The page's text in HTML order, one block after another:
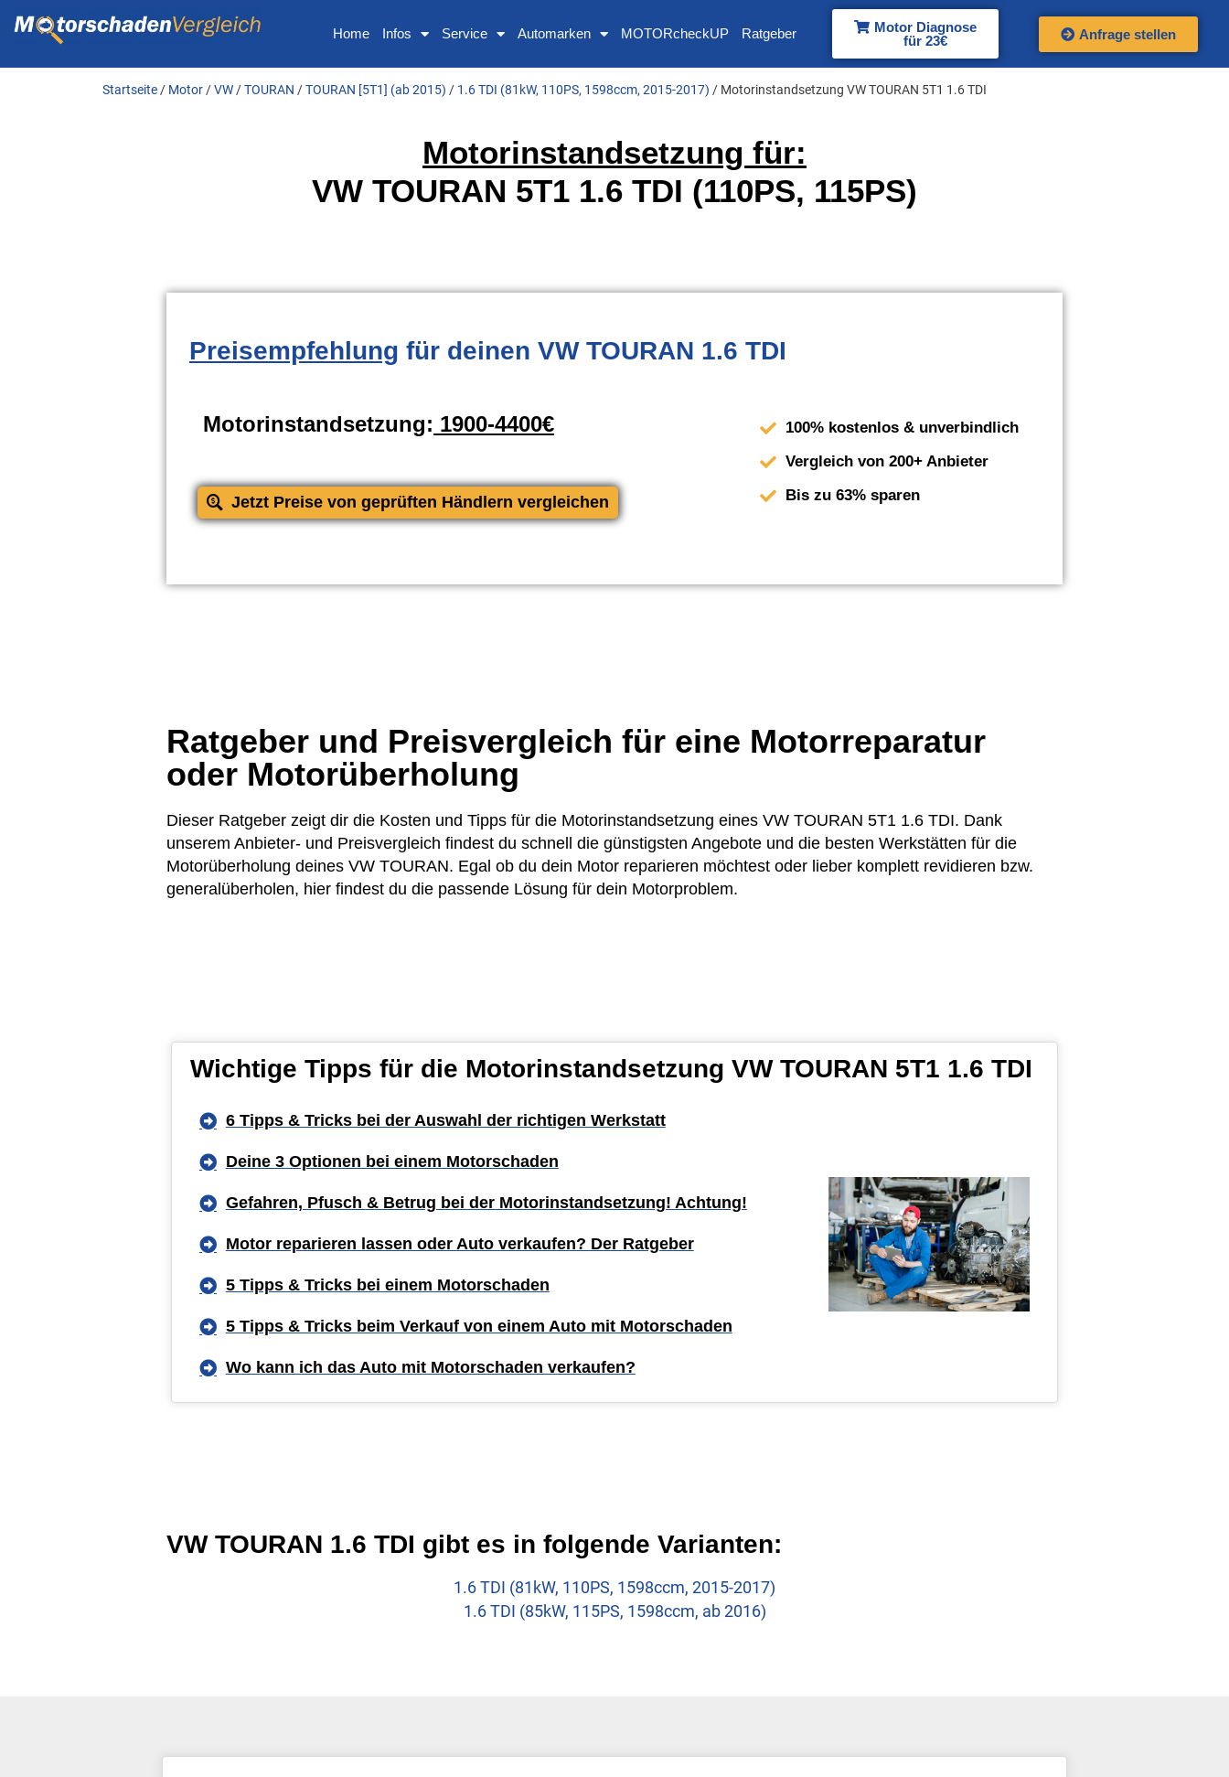
Home Infos Service Automarken MOTORcheckUP Ratgeber
Motor Diagnose
für 23€
Anfrage stellen
Startseite / Motor /VW /TOURAN /TOURAN [5T1] (ab 2015) / 1.6 TDI (81kW, 110PS, 1598ccm, 2015-2017) / Motorinstandsetzung VW TOURAN 5T1 1.6 TDI
Motorinstandsetzung für:
VW TOURAN 5T1 1.6 TDI (110PS, 115PS)
Preisempfehlung für deinen VW TOURAN 1.6 TDI
Motorinstandsetzung: 1900-4400€
Jetzt Preise von geprüften Händlern vergleichen
100% kostenlos & unverbindlich
Vergleich von 200+ Anbieter
Bis zu 63% sparen
Ratgeber und Preisvergleich für eine Motorreparatur
oder Motorüberholung
Dieser Ratgeber zeigt dir die Kosten und Tipps für die Motorinstandsetzung eines VW TOURAN 5T1 1.6 TDI. Dank
unserem Anbieter- und Preisvergleich findest du schnell die günstigsten Angebote und die besten Werkstätten für die
Motorüberholung deines VW TOURAN. Egal ob du dein Motor reparieren möchtest oder lieber komplett revidieren bzw.
generalüberholen, hier findest du die passende Lösung für dein Motorproblem.
Wichtige Tipps für die Motorinstandsetzung VW TOURAN 5T1 1.6 TDI
6 Tipps & Tricks bei der Auswahl der richtigen Werkstatt
Deine 3 Optionen bei einem Motorschaden
Gefahren, Pfusch & Betrug bei der Motorinstandsetzung! Achtung!
Motor reparieren lassen oder Auto verkaufen? Der Ratgeber
5 Tipps & Tricks bei einem Motorschaden
5 Tipps & Tricks beim Verkauf von einem Auto mit Motorschaden
Wo kann ich das Auto mit Motorschaden verkaufen?
VW TOURAN 1.6 TDI gibt es in folgende Varianten:
1.6 TDI (81kW, 110PS, 1598ccm, 2015-2017)
1.6 TDI (85kW, 115PS, 1598ccm, ab 2016)